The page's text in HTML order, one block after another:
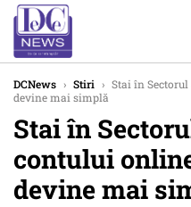
DCNews › Stiri › Stai în
devine mai simplă
Stai în
contului
devine mai